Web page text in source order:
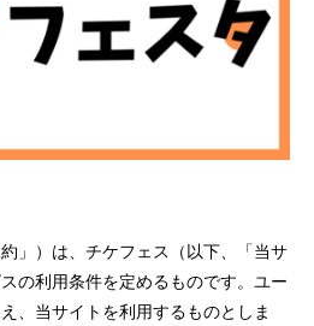
」）は、チケフェス（以下、「当サ
の利用条件を定めるものです。ユー
、当サイトを利用するものとしま